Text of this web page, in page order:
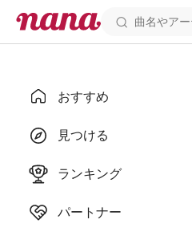
おすすめ
見つける
ランキング
パートナー